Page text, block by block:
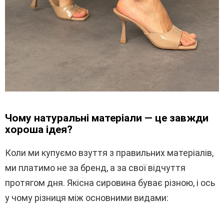
Чому натуральні матеріали — це завжди
хороша ідея?
Коли ми купуємо взуття з правильних матеріалів,
ми платимо не за бренд, а за свої відчуття
протягом дня. Якісна сировина буває різною, і ось
у чому різниця між основними видами: